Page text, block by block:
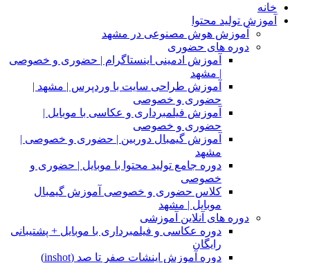
خانه
آموزش تولید محتوا
آموزش هوش مصنوعی در مشهد
دوره های حضوری
آموزش ادمینی اینستاگرام | حضوری و خصوصی
| مشهد
آموزش طراحی سایت با وردپرس | مشهد |
حضوری و خصوصی
آموزش فیلمبرداری و عکاسی با موبایل |
حضوری و خصوصی
آموزش گیمبال دوربین | حضوری و خصوصی |
مشهد
دوره جامع تولید محتوا با موبایل | حضوری و
خصوصی
کلاس حضوری و خصوصی آموزش گیمبال
موبایل | مشهد
دوره های آنلاین آموزشی
دوره عکاسی و فیلمبرداری با موبایل + پشتیبانی
رایگان
دوره آموزش اینشات صفر تا صد (inshot)